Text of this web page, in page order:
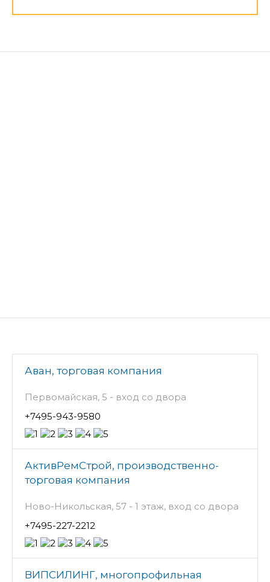
Аван, торговая компания
Первомайская, 5 - вход со двора
+7495-943-9580
АктивРемСтрой, производственно-
торговая компания
Ново-Никольская, 57 - 1 этаж, вход со двора
+7495-227-2212
ВИПСИЛИНГ, многопрофильная